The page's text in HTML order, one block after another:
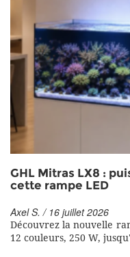
GHL Mitras LX8 :
cette rampe LED
Axel S. / 16 juillet 2026
Découvrez la nouvelle
12 couleurs, 250 W,